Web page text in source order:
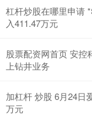
杠杆炒股在哪里申请
入411.47万元
股票配资网首页 安
上钻井业务
加杠杆 炒股 6月24日
万元